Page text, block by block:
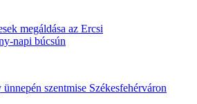
megáldása az Ercsi
napi búcsún
szentmise Székesfehérváron